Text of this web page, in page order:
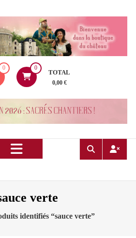
0 0
TOTAL
0,00 €
verte
identifiés “sauce verte”